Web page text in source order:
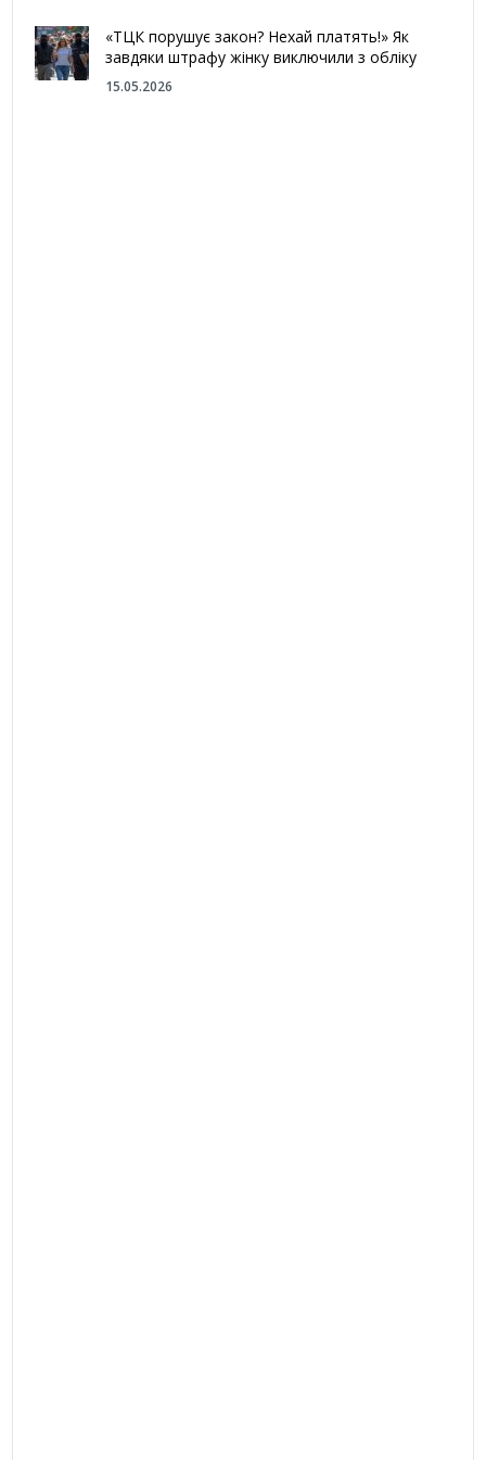
«ТЦК порушує закон? Нехай платять!» Як
завдяки штрафу жінку виключили з обліку
15.05.2026